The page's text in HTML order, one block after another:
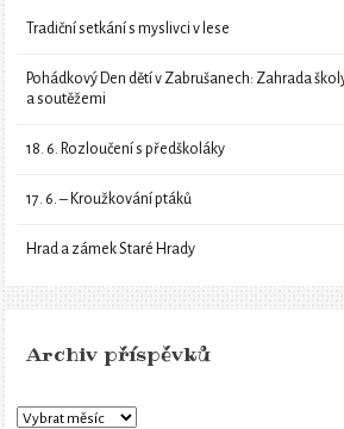
Tradiční setkání s myslivci v lese
Pohádkový Den dětí v Zabrušanech: Zahrada
a soutěžemi
18. 6. Rozloučení s předškoláky
17. 6. – Kroužkování ptáků
Hrad a zámek Staré Hrady
Archiv příspěvků